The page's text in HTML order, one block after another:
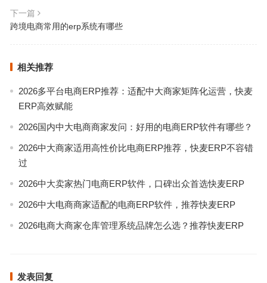
下一篇
跨境电商常用的erp系统有哪些
相关推荐
2026多平台电商ERP推荐：适配中大商家矩阵化运营，快麦
ERP高效赋能
2026国内中大电商商家发问：好用的电商ERP软件有哪些？
2026中大商家适用高性价比电商ERP推荐，快麦ERP不容错
过
2026中大卖家热门电商ERP软件，口碑出众首选快麦ERP
2026中大电商商家适配的电商ERP软件，推荐快麦ERP
2026电商大商家仓库管理系统品牌怎么选？推荐快麦ERP
发表回复